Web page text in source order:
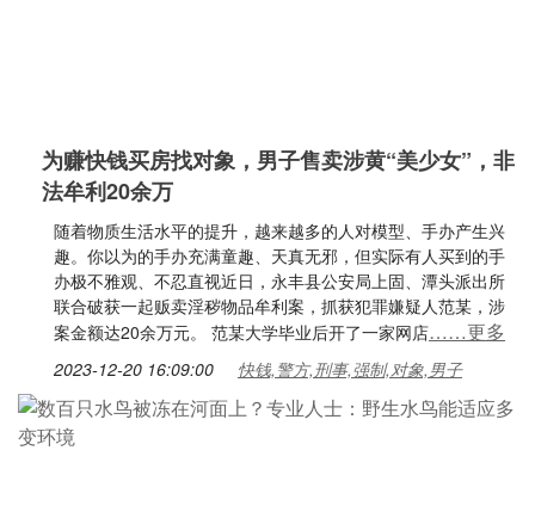
为赚快钱买房找对象，男子售卖涉黄“美少女”，非
法牟利20余万
随着物质生活水平的提升，越来越多的人对模型、手办产生兴
趣。你以为的手办充满童趣、天真无邪，但实际有人买到的手
办极不雅观、不忍直视近日，永丰县公安局上固、潭头派出所
联合破获一起贩卖淫秽物品牟利案，抓获犯罪嫌疑人范某，涉
案金额达20余万元。 范某大学毕业后开了一家网店……更多
2023-12-20 16:09:00 快钱,警方,刑事,强制,对象,男子